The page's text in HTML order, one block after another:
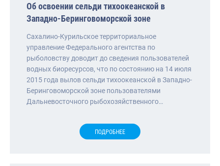
Об освоении сельди тихоокеанской в
Западно-Беринговоморской зоне
Сахалино-Курильское территориальное
управление Федерального агентства по
рыболовству доводит до сведения пользователей
водных биоресурсов, что по состоянию на 14 июля
2015 года вылов сельди тихоокеанской в Западно-
Беринговоморской зоне пользователями
Дальневосточного рыбохозяйственного…
ПОДРОБНЕЕ